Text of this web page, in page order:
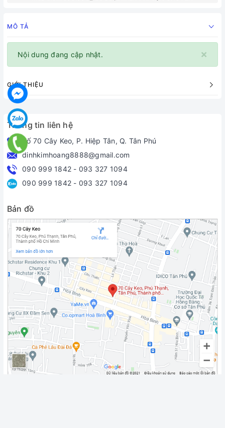
MÔ TẢ
×
Nội dung đang cập nhật.
GIỚI THIỆU
Thông tin liên hệ
Số 70 Cây Keo, P. Hiệp Tân, Q. Tân Phú
dinhkimhoang8888@gmail.com
090 999 1842 - 093 327 1094
090 999 1842 - 093 327 1094
Bản đồ